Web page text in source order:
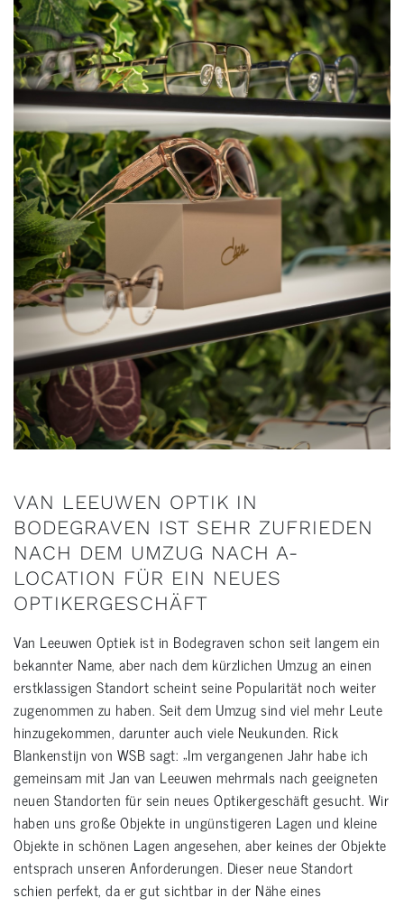
VAN LEEUWEN OPTIK IN
BODEGRAVEN IST SEHR ZUFRIEDEN
NACH DEM UMZUG NACH A-
LOCATION FÜR EIN NEUES
OPTIKERGESCHÄFT
Van Leeuwen Optiek ist in Bodegraven schon seit langem ein
bekannter Name, aber nach dem kürzlichen Umzug an einen
erstklassigen Standort scheint seine Popularität noch weiter
zugenommen zu haben. Seit dem Umzug sind viel mehr Leute
hinzugekommen, darunter auch viele Neukunden. Rick
Blankenstijn von WSB sagt: „Im vergangenen Jahr habe ich
gemeinsam mit Jan van Leeuwen mehrmals nach geeigneten
neuen Standorten für sein neues Optikergeschäft gesucht. Wir
haben uns große Objekte in ungünstigeren Lagen und kleine
Objekte in schönen Lagen angesehen, aber keines der Objekte
entsprach unseren Anforderungen. Dieser neue Standort
schien perfekt, da er gut sichtbar in der Nähe eines